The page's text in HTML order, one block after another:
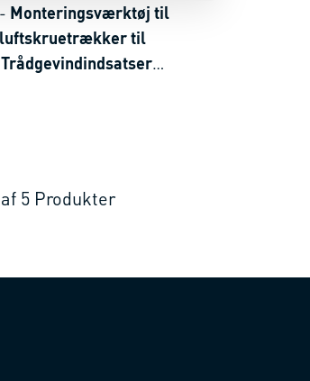
Monteringsværktøj til
til
af 5 Produkter